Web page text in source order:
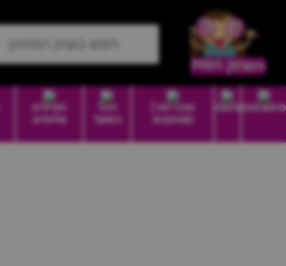
סיטונאותמזווה
סוכריות |
ממתקים
הכל
בשקל
חטיפים
מלוחים